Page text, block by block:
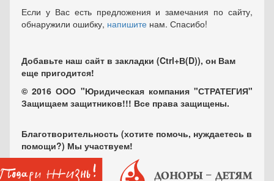
Если у Вас есть предложения и замечания по сайту,
обнаружили ошибку, напишите нам. Спасибо!
Добавьте наш сайт в закладки (Ctrl+В(D)), он Вам
еще пригодится!
© 2016 ООО "Юридическая компания "СТРАТЕГИЯ"
Защищаем защитников!!! Все права защищены.
Благотворительность (хотите помочь, нуждаетесь в
помощи?) Мы участвуем!